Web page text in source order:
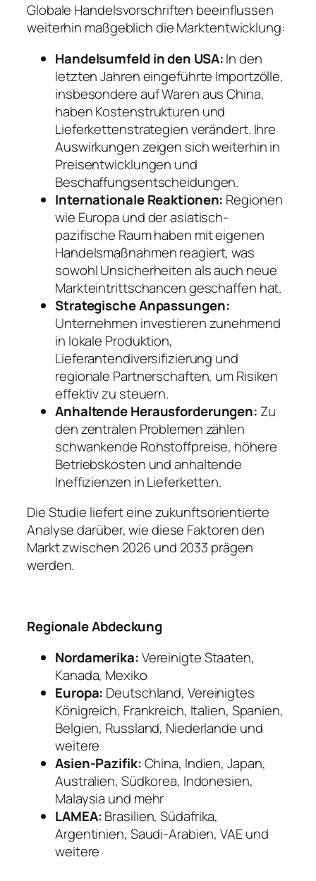
Globale Handelsvorschriften beeinflussen
weiterhin maßgeblich die Marktentwicklung:
Handelsumfeld in den USA:In den
letzten Jahren eingeführte Importzölle,
insbesondere auf Waren aus China,
haben Kostenstrukturen und
Lieferkettenstrategien verändert. Ihre
Auswirkungen zeigen sich weiterhin in
Preisentwicklungen und
Beschaffungsentscheidungen.
Internationale Reaktionen: Regionen
wie Europa und der asiatisch-
pazifische Raum haben mit eigenen
Handelsmaßnahmen reagiert, was
sowohl Unsicherheiten als auch neue
Markteintrittschancen geschaffen hat.
Strategische Anpassungen:
Unternehmen investieren zunehmend
in lokale Produktion,
Lieferantendiversifizierung und
regionale Partnerschaften, um Risiken
effektiv zu steuern.
Anhaltende Herausforderungen: Zu
den zentralen Problemen zählen
schwankende Rohstoffpreise, höhere
Betriebskosten und anhaltende
Ineffizienzen in Lieferketten.
Die Studie liefert eine zukunftsorientierte
Analyse darüber, wie diese Faktoren den
Markt zwischen 2026 und 2033 prägen
werden.
Regionale Abdeckung
Nordamerika:Vereinigte Staaten,
Kanada, Mexiko
Europa: Deutschland, Vereinigtes
Königreich, Frankreich, Italien, Spanien,
Belgien, Russland, Niederlande und
weitere
Asien-Pazifik:China, Indien, Japan,
Australien, Südkorea, Indonesien,
Malaysia und mehr
LAMEA:Brasilien, Südafrika,
Argentinien, Saudi-Arabien, VAE und
weitere